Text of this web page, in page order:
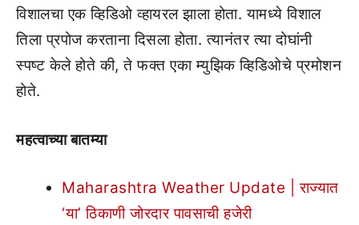
विशालचा एक व्हिडिओ व्हायरल झाला होता. यामध्ये विशाल
तिला प्रपोज करताना दिसला होता. त्यानंतर त्या दोघांनी
स्पष्ट केले होते की, ते फक्त एका म्युझिक व्हिडिओचे प्रमोशन
होते.
महत्वाच्या बातम्या
Maharashtra Weather Update | राज्यात
‘या’ ठिकाणी जोरदार पावसाची हजेरी